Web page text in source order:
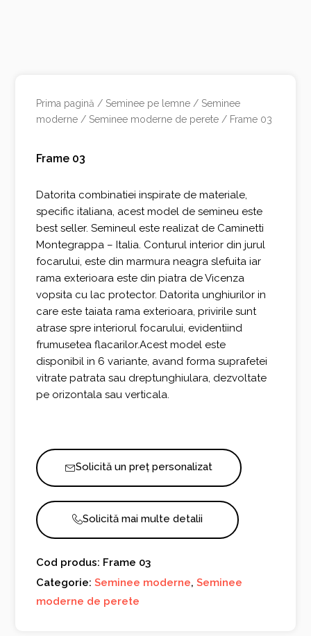
Prima pagină / Seminee pe lemne / Seminee
moderne / Seminee moderne de perete / Frame 03
Frame 03
Datorita combinatiei inspirate de materiale,
specific italiana, acest model de semineu este
best seller. Semineul este realizat de Caminetti
Montegrappa – Italia. Conturul interior din jurul
focarului, este din marmura neagra slefuita iar
rama exterioara este din piatra de Vicenza
vopsita cu lac protector. Datorita unghiurilor in
care este taiata rama exterioara, privirile sunt
atrase spre interiorul focarului, evidentiind
frumusetea flacarilor.Acest model este
disponibil in 6 variante, avand forma suprafetei
vitrate patrata sau dreptunghiulara, dezvoltate
pe orizontala sau verticala.
Solicită un preț personalizat
Solicită mai multe detalii
Cod produs: Frame 03
Categorie:Seminee moderne,Seminee
moderne de perete